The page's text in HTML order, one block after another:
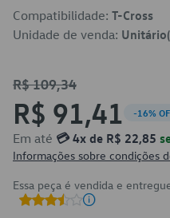
Compatibilidade: T-Cross
Unidade de venda:
R$ 109,34
R$ 91,41 -16%
Em até 💳 4x de R$ 22,85
Informações sobre condições
Essa peça é vendida e